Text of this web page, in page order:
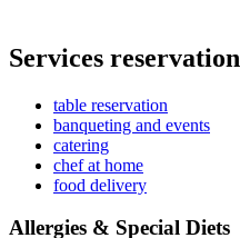
Services reservation
table reservation
banqueting and events
catering
chef at home
food delivery
Allergies & Special Diets